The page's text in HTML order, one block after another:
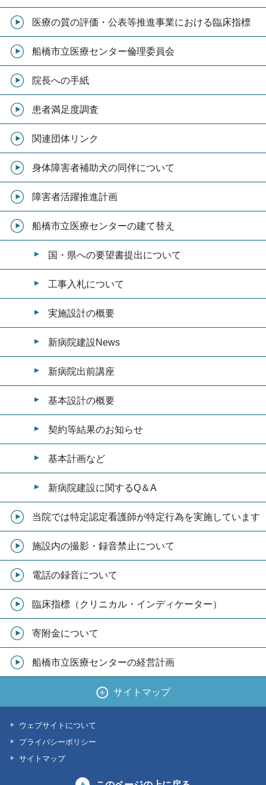
医療の質の評価・公表等推進事業における臨床指標
船橋市立医療センター倫理委員会
院長への手紙
患者満足度調査
関連団体リンク
身体障害者補助犬の同伴について
障害者活躍推進計画
船橋市立医療センターの建て替え
国・県への要望書提出について
工事入札について
実施設計の概要
新病院建設News
新病院出前講座
基本設計の概要
契約等結果のお知らせ
基本計画など
新病院建設に関するQ＆A
当院では特定認定看護師が特定行為を実施しています
施設内の撮影・録音禁止について
電話の録音について
臨床指標（クリニカル・インディケーター）
寄附金について
船橋市立医療センターの経営計画
サイトマップ
ウェブサイトについて
プライバシーポリシー
サイトマップ